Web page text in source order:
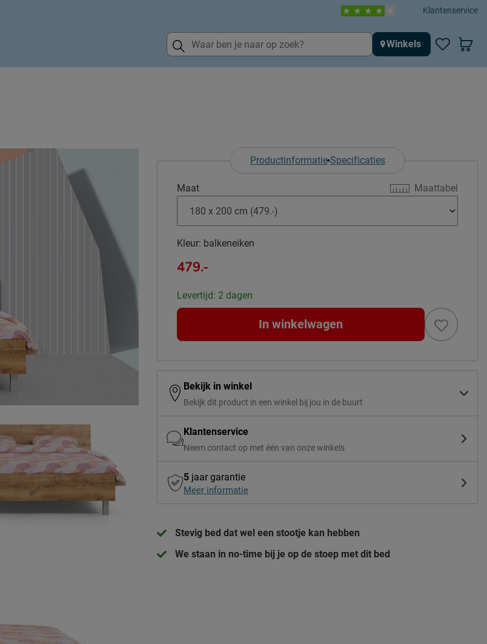
Klantenservice
Winkels
Productinformatie Specificaties
Maattabel
Maat
Kleur: balkeneiken
479.-
Levertijd: 2 dagen
In winkelwagen
Bekijk in winkel
Bekijk dit product in een winkel bij jou in de buurt
Klantenservice
Neem contact op met één van onze winkels
5 jaar garantie
Meer informatie
Stevig bed dat wel een stootje kan hebben
We staan in no-time bij je op de stoep met dit bed